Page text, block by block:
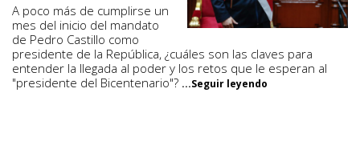
A poco más de cumplirse un
mes del inicio del mandato
de Pedro Castillo como
presidente de la República, ¿cuáles son las claves para
entender la llegada al poder y los retos que le esperan al
"presidente del Bicentenario"? ...Seguir leyendo